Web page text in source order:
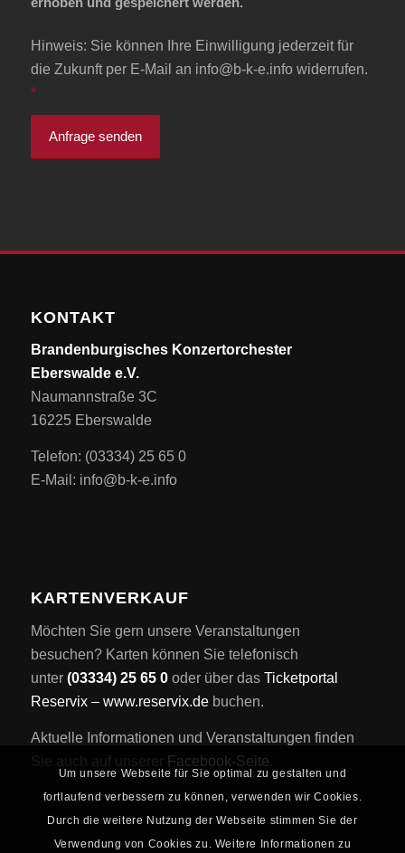
Hinweis: Sie können Ihre Einwilligung jederzeit für
die Zukunft per E-Mail an info@b-k-e.info widerrufen.
*
KONTAKT
Brandenburgisches Konzertorchester
Eberswalde e.V.
Naumannstraße 3C
16225 Eberswalde
Telefon: (03334) 25 65 0
E-Mail: info@b-k-e.info
KARTENVERKAUF
Möchten Sie gern unsere Veranstaltungen
besuchen? Karten können Sie telefonisch
unter (03334) 25 65 0oder über das Ticketportal
Reservix – www.reservix.debuchen.
Aktuelle Informationen und Veranstaltungen finden
Facebook-Seite
Um unsere Webseite für Sie optimal zu gestalten und
fortlaufend verbessern zu können, verwenden wir Cookies.
Durch die weitere Nutzung der Webseite stimmen Sie der
Verwendung von Cookies zu. Weitere Informationen zu